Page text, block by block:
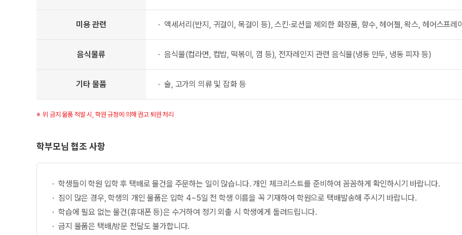
미용 관련 액세서리(반지, 귀걸이, 목걸이 등), 스킨·로션을 제외한 화장품, 향수, 헤어젤, 왁스, 헤어스프레이
음식물류 음식물(컵라면, 컵밥, 떡볶이, 껌 등), 전자레인지 관련 음식물(냉동 만두, 냉동 피자 등)
기타 물품 술, 고가의 의류 및 잡화 등
위 금지 물품 적발 시, 학원 규정에 의해 권고 퇴원 처리
학부모님 협조 사항
학생들이 학원 입학 후 택배로 물건을 주문하는 일이 많습니다. 개인 체크리스트를 준비하여 꼼꼼하게 확인하시기 바랍니다.
짐이 많은 경우, 학생의 개인 물품은 입학 4~5일 전 학생 이름을 꼭 기재하여 학원으로 택배발송해 주시기 바랍니다.
학습에 필요 없는 물건(휴대폰 등)은 수거하여 정기 외출 시 학생에게 돌려드립니다.
금지 물품은 택배/방문 전달도 불가합니다.